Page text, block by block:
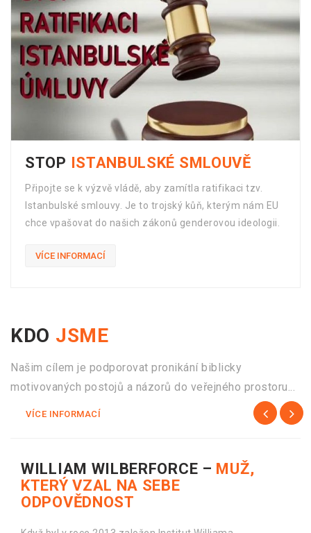
AKCEKOMENSKÝ 2020
Komenského opěvujeme, ale jeho koncept celistvosti
nám uniká.
KDO JSME
Našim cílem je podporovat pronikání biblicky
motivovaných postojů a názorů do veřejného prostoru...
VÍCE INFORMACÍ
PROHLÁŠENÍICEJ
Když Izrael konečně má opět řádně ustavenou vládu,